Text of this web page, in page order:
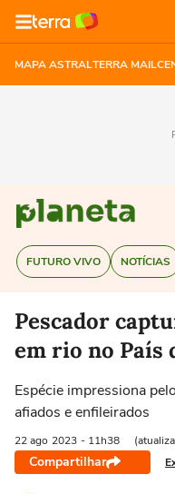
MAPA ASTRALTERRA MAIL
FUTURO VIVO NOTÍCIAS
Pescador
em rio no País
Espécie impressiona
afiados e enfileirados
22 ago 2023 - 11h38
Compartilhar